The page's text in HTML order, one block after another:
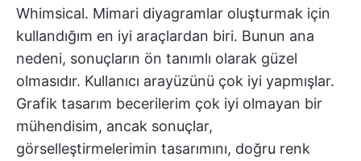
Whimsical. Mimari diyagramlar oluşturmak için
kullandığım en iyi araçlardan biri. Bunun ana
nedeni, sonuçların ön tanımlı olarak güzel
olmasıdır. Kullanıcı arayüzünü çok iyi yapmışlar.
Grafik tasarım becerilerim çok iyi olmayan bir
mühendisim, ancak sonuçlar,
görselleştirmelerimin tasarımını, doğru renk